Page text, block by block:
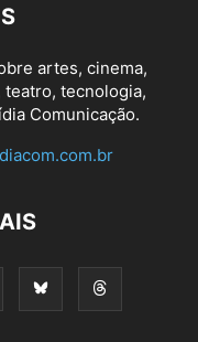
artes, cinema,
tecnologia,
Comunicação.